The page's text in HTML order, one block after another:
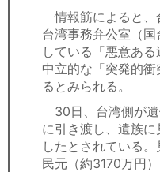
情報筋によると、
台湾事務弁公室（
している「悪意あ
中立的な「突発的
るとみられる。
30日、台湾側が
に引き渡し、遺族
したとされている
民元（約3170万円）